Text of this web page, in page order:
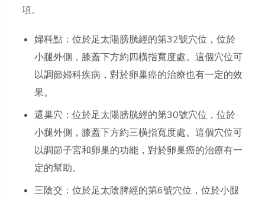
項。
婦科點：位於足太陽膀胱經的第32號穴位，位於
小腿外側，膝蓋下方約四橫指寬度處。這個穴位可
以調節婦科疾病，對於卵巢癌的治療也有一定的效
果。
還巢穴：位於足太陽膀胱經的第30號穴位，位於
小腿外側，膝蓋下方約三橫指寬度處。這個穴位可
以調節子宮和卵巢的功能，對於卵巢癌的治療有一
定的幫助。
三陰交：位於足太陰脾經的第6號穴位，位於小腿